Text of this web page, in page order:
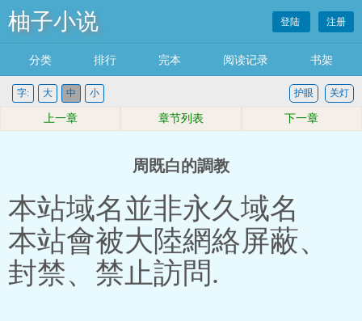
柚子小说 登陆 注册
分类 排行 完本 阅读记录 书架
字: 大 中 小 关灯
护眼
上一章 章节列表 下一章
周既白的調教
本站域名並非永久域名
本站會被大陸網絡屏蔽、
封禁、禁止訪問.